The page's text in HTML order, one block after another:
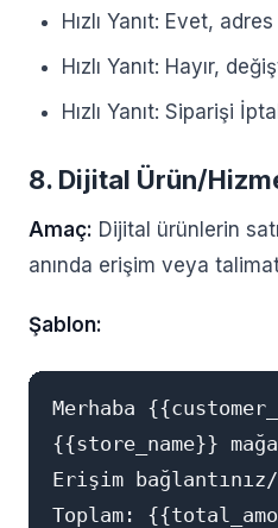
Hızlı Yanıt: Evet,
Hızlı Yanıt: Hayır,
Hızlı Yanıt: Siparişi
8. Dijital Ürün/
Amaç: Dijital ürünlerin
anında erişim veya
Şablon:
Merhaba
{{store_name}}
Erişim
Toplam: